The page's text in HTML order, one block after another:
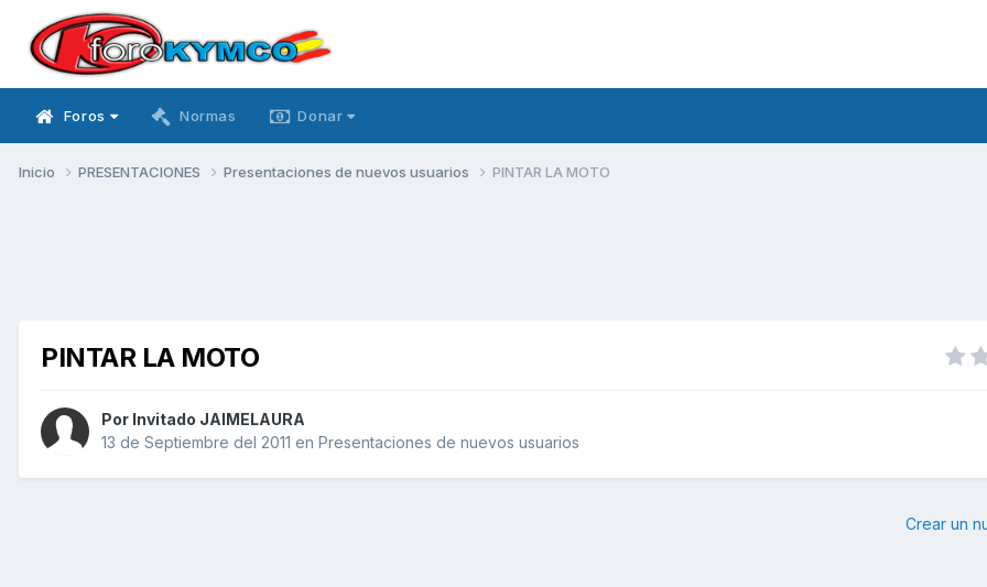
Foros Normas Donar
Inicio PRESENTACIONES Presentaciones de nuevos usuarios PINTAR LA MOTO
PINTAR LA MOTO
Por Invitado JAIMELAURA
13 de Septiembre del 2011 en Presentaciones de nuevos usuarios
Crear un